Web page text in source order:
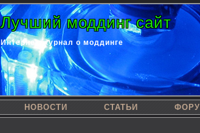
Лучший моддинг сайт
Интернет-журнал о моддинге
НОВОСТИ СТАТЬИ